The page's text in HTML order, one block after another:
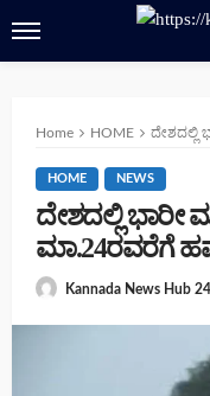
Home HOME ದೇಶದಲ್ಲಿ
HOME NEWS
ದೇಶದಲ್ಲಿ ಭಾರೀ
ಮಾ.24ರವರೆಗೆ
Kannada News Hub 24